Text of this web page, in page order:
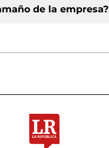
de la empresa?